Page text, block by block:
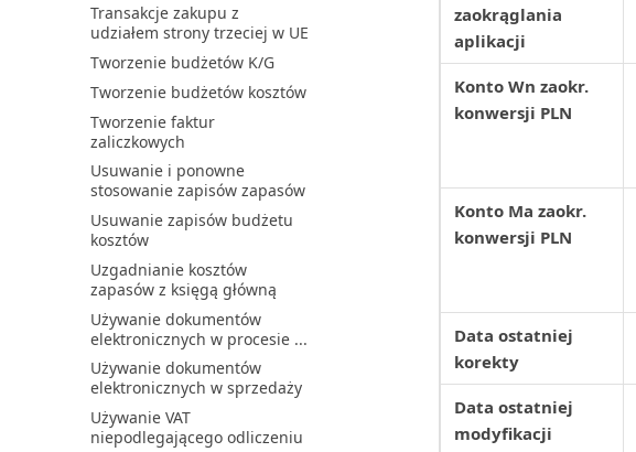
Transakcje zakupu z
udziałem strony trzeciej w UE
Tworzenie budżetów K/G
Tworzenie budżetów kosztów
Tworzenie faktur
zaliczkowych
Usuwanie i ponowne
stosowanie zapisów zapasów
Usuwanie zapisów budżetu
kosztów
Uzgadnianie kosztów
zapasów z księgą główną
Używanie dokumentów
elektronicznych w procesie ...
Używanie dokumentów
elektronicznych w sprzedaży
Używanie VAT
niepodlegającego odliczeniu
zaokrąglania
aplikacji
Konto Wn zaokr.
konwersji PLN
Konto Ma zaokr.
konwersji PLN
Data ostatniej
korekty
Data ostatniej
modyfikacji